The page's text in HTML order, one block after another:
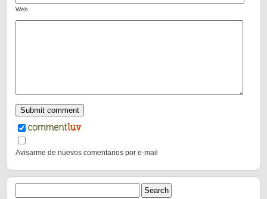
Web
Avisarme de nuevos comentarios por e-mail